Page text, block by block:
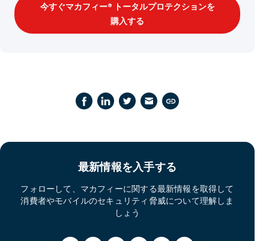
今すぐマカフィー® トータルプロテクションを
購入する
最新情報を入手する
フォローして、マカフィーに関する最新情報を取得して
消費者やモバイルのセキュリティ脅威について理解しま
しょう